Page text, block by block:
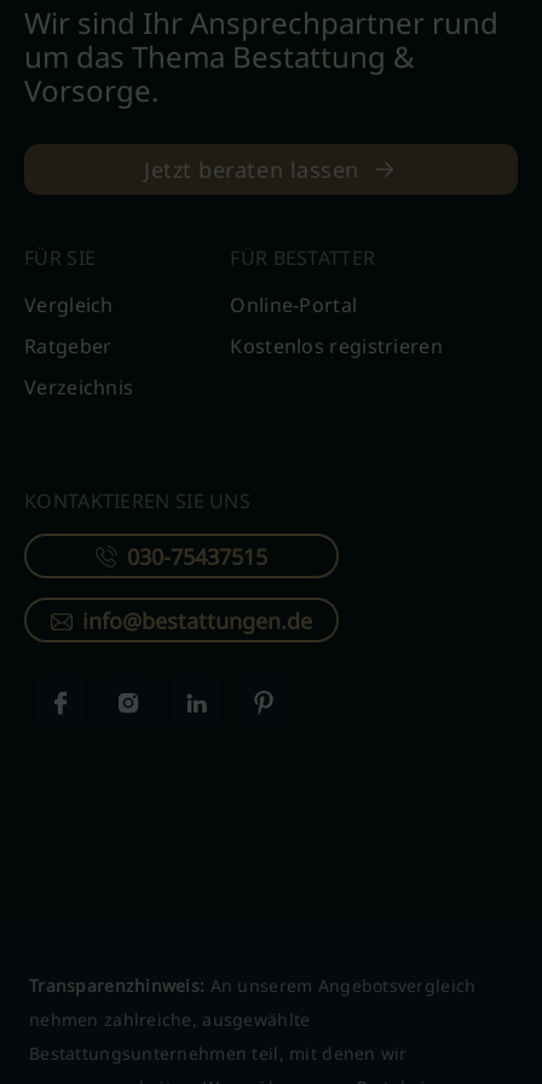
Wir sind Ihr Ansprechpartner rund
um das Thema Bestattung &
Vorsorge.
Jetzt beraten lassen
FÜR SIE
Vergleich
Ratgeber
Verzeichnis
FÜR BESTATTER
Online-Portal
Kostenlos registrieren
KONTAKTIEREN SIE UNS
030-75437515
info@bestattungen.de
Transparenzhinweis: An unserem Angebotsvergleich
nehmen zahlreiche, ausgewählte
Bestattungsunternehmen teil, mit denen wir